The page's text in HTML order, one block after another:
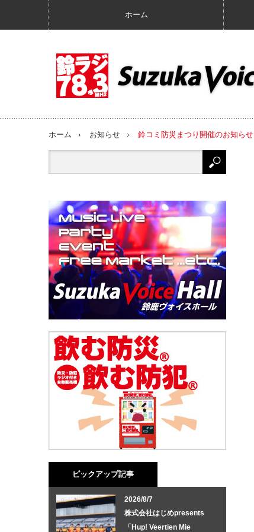
ホーム
ホーム お知らせ 鈴コミ防災まつり開催のお知らせ
ピックアップ記事
2026/8/7
株式会社はじめpresents
「Hup! Veertien Mie